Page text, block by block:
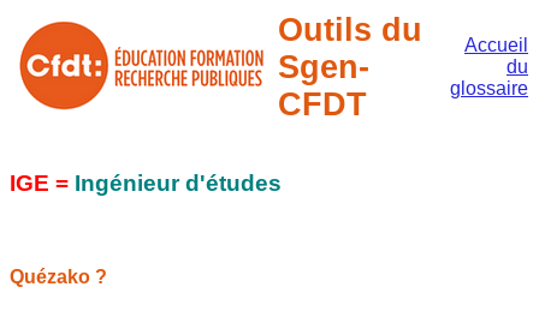
Outils du
Sgen-
CFDT
Accueil
du
glossaire
IGE = Ingénieur d'études
Quézako ?